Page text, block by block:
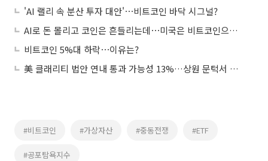
'AI 랠리 속 분산 투자 대안'⋯비트코인 바닥 시그널?
AI로 돈 몰리고 코인은 흔들리는데⋯미국은 비트코인으로 집 산다?
비트코인 5%대 하락⋯이유는?
美 클래리티 법안 연내 통과 가능성 13%…상원 문턱서 제동
#비트코인 #가상자산 #중동전쟁 #ETF
#공포탐욕지수